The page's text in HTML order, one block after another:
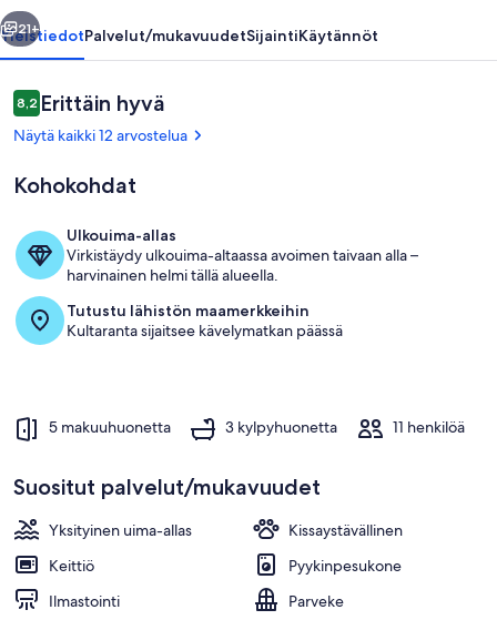
Uima-allas
Seuraava
21+
YleistiedotPalvelut/mukavuudetSijaintiKäytännöt
Arvostelut
8,28,2 kautta 10.
Erittäin hyvä
Näytä kaikki 12 arvostelua
Kohokohdat
Ulkouima-allas
Virkistäydy ulkouima-altaassa avoimen taivaan alla –
harvinainen helmi tällä alueella.
Tutustu lähistön maamerkkeihin
Kultaranta sijaitsee kävelymatkan päässä
5 makuuhuonetta 3 kylpyhuonetta 11 henkilöä
Suositut palvelut/mukavuudet
Yksityinen uima-allas
Kissaystävällinen
Keittiö
Pyykinpesukone
Ilmastointi
Parveke